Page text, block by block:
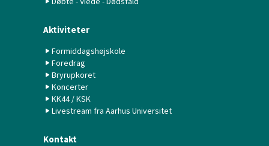
Aktiviteter
Formiddagshøjskole
Foredrag
Bryrupkoret
Koncerter
KK44 / KSK
Livestream fra Aarhus Universitet
Kontakt